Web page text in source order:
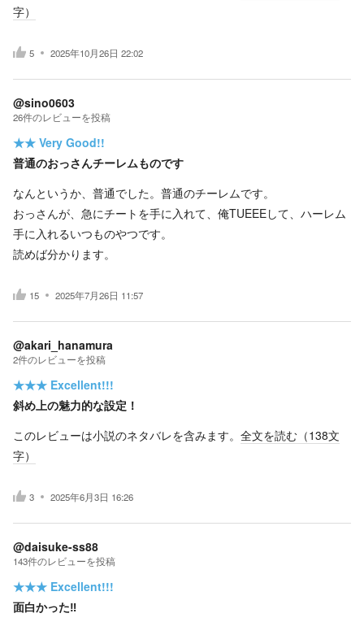
字）
5 2025年10月26日 22:02
@sino0603
26件のレビューを投稿
★★ Very Good!!
普通のおっさんチーレムものです
なんというか、普通でした。普通のチーレムです。
おっさんが、急にチートを手に入れて、俺TUEEEして、ハーレム
手に入れるいつものやつです。
読めば分かります。
15 2025年7月26日 11:57
@akari_hanamura
2件のレビューを投稿
★★★ Excellent!!!
斜め上の魅力的な設定！
このレビューは小説のネタバレを含みます。 全文を読む（138文
字）
3 2025年6月3日 16:26
@daisuke-ss88
143件のレビューを投稿
★★★ Excellent!!!
面白かった‼️